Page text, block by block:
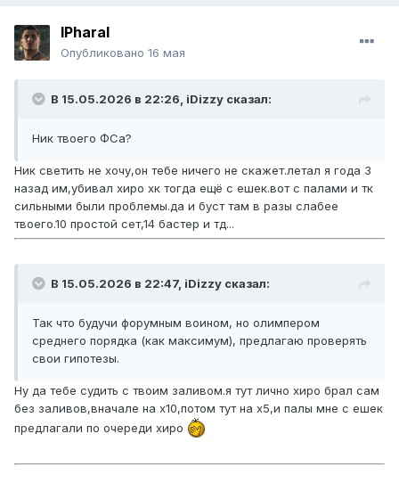
lPharal
Опубликовано 16 мая
В 15.05.2026 в 22:26, iDizzy сказал:
Ник твоего ФСа?
Ник светить не хочу,он тебе ничего не скажет.летал я года 3
назад им,убивал хиро хк тогда ещё с ешек.вот с палами и тк
сильными были проблемы.да и буст там в разы слабее
твоего.10 простой сет,14 бастер и тд...
В 15.05.2026 в 22:47, iDizzy сказал:
Так что будучи форумным воином, но олимпером
среднего порядка (как максимум), предлагаю проверять
свои гипотезы.
Ну да тебе судить с твоим заливом.я тут лично хиро брал сам
без заливов,вначале на х10,потом тут на х5,и палы мне с ешек
предлагали по очереди хиро